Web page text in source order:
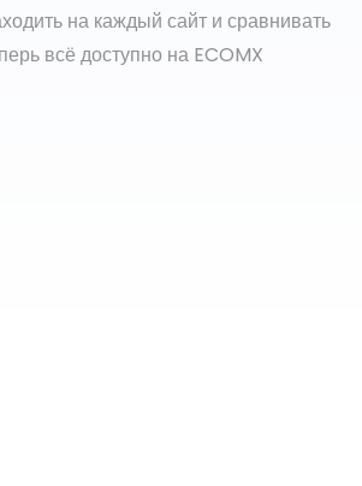
на каждый сайт и сравнивать
всё доступно на ECOMX